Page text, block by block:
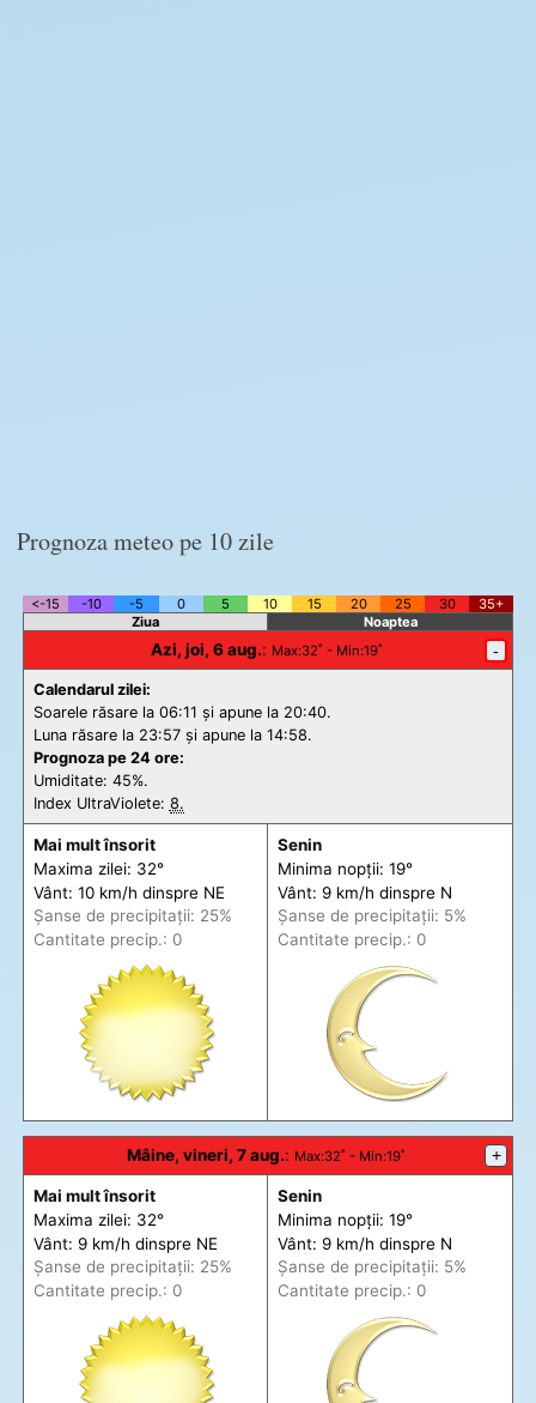
Prognoza meteo pe 10 zile
<-15 -10 -5 0 5 10 15 20 25 30
35+
Ziua
Noaptea
Azi, joi, 6 aug.: Max:32˚ - Min:19˚ -
Calendarul zilei:
Soarele răsare la 06:11 și apune la 20:40.
Luna răsare la 23:57 și apune la 14:58.
Prognoza pe 24 ore:
Umiditate: 45%.
Index UltraViolete: 8.
Mai mult însorit
Maxima zilei: 32°
Vânt: 10 km/h dinspre NE
Șanse de precipitații: 25%
Cantitate precip.: 0
Senin
Minima nopții: 19°
Vânt: 9 km/h dinspre N
Șanse de precipitații: 5%
Cantitate precip.: 0
Mâine, vineri, 7 aug.: Max:32˚ - Min:19˚ +
Mai mult însorit
Maxima zilei: 32°
Vânt: 9 km/h dinspre NE
Șanse de precipitații: 25%
Cantitate precip.: 0
Senin
Minima nopții: 19°
Vânt: 9 km/h dinspre N
Șanse de precipitații: 5%
Cantitate precip.: 0